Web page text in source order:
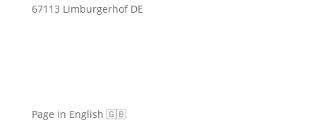
67113 Limburgerhof DE
Page in English 🇬🇧